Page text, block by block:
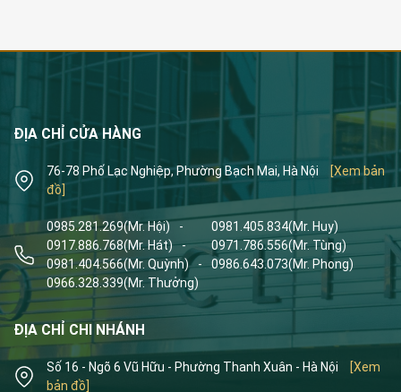
ĐỊA CHỈ CỬA HÀNG
76-78 Phố Lạc Nghiệp, Phường Bạch Mai, Hà Nội
[Xem bản
đồ]
0985.281.269(Mr. Hội) - 0981.405.834(Mr. Huy)
0917.886.768(Mr. Hát) - 0971.786.556(Mr. Tùng)
0981.404.566(Mr. Quỳnh) - 0986.643.073(Mr. Phong)
0966.328.339(Mr. Thưởng)
ĐỊA CHỈ CHI NHÁNH
Số 16 - Ngõ 6 Vũ Hữu - Phường Thanh Xuân - Hà Nội
[Xem
bản đồ]